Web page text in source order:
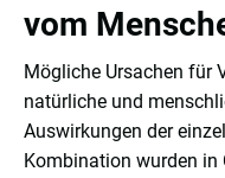
vom
Mögliche Ursachen für
natürliche und
Auswirkungen der
Kombination wurden in